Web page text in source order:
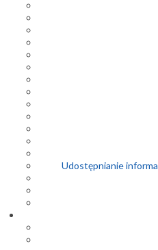
Udostępnianie